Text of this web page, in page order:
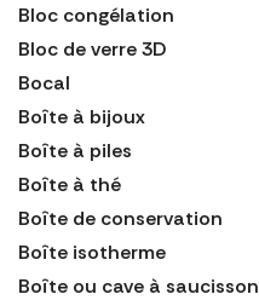
Bloc congélation
Bloc de verre 3D
Bocal
Boîte à bijoux
Boîte à piles
Boîte à thé
Boîte de conservation
Boîte isotherme
Boîte ou cave à saucisson